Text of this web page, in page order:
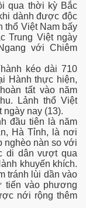
qua thời kỳ Bắc
dành được độc
thổ Việt Nam bấy
Trung Việt ngày
với Chiêm
kéo dài 710
Hành thực hiện,
tất vào năm
Lảnh thổ Việt
ngày nay (13).
đầu tiên là năm
Hà Tỉnh, là nơi
nghèo nàn so với
di dân vượt qua
khuyến khích.
tránh lùi dần vào
tiến vào phương
nới rộng thêm